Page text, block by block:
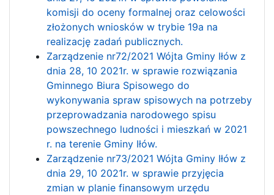
komisji do oceny formalnej oraz celowości
złożonych wniosków w trybie 19a na
realizację zadań publicznych.
Zarządzenie nr72/2021 Wójta Gminy Iłów z
dnia 28, 10 2021r. w sprawie rozwiązania
Gminnego Biura Spisowego do
wykonywania spraw spisowych na potrzeby
przeprowadzania narodowego spisu
powszechnego ludności i mieszkań w 2021
r. na terenie Gminy Iłów.
Zarządzenie nr73/2021 Wójta Gminy Iłów z
dnia 29, 10 2021r. w sprawie przyjęcia
zmian w planie finansowym urzędu